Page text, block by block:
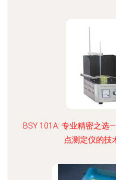
BSY 101A: 专业精密之
点测定仪的技